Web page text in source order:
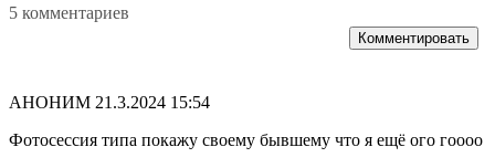
5 комментариев
Комментировать
АНОНИМ 21.3.2024 15:54
Фотосессия типа покажу своему бывшему что я ещё ого гоооо